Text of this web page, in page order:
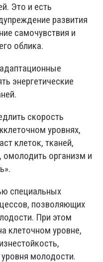
Это и есть
развития
самочувствия и
облика.
энергетические
скорость
уровнях,
клеток, тканей,
омолодить организм и
специальных
позволяющих
При этом
клеточном уровне,
молодости.